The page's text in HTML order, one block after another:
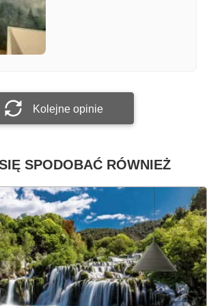
Kolejne opinie
SPODOBAĆ RÓWNIEŻ